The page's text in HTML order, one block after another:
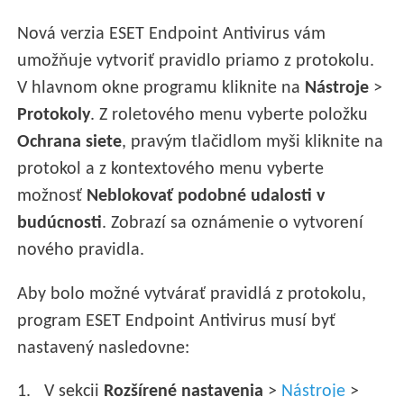
Nová verzia ESET Endpoint Antivirus vám
umožňuje vytvoriť pravidlo priamo z protokolu.
V hlavnom okne programu kliknite na Nástroje >
Protokoly. Z roletového menu vyberte položku
Ochrana siete, pravým tlačidlom myši kliknite na
protokol a z kontextového menu vyberte
možnosť Neblokovať podobné udalosti v
budúcnosti. Zobrazí sa oznámenie o vytvorení
nového pravidla.
Aby bolo možné vytvárať pravidlá z protokolu,
program ESET Endpoint Antivirus musí byť
nastavený nasledovne:
V sekcii Rozšírené nastavenia > Nástroje >